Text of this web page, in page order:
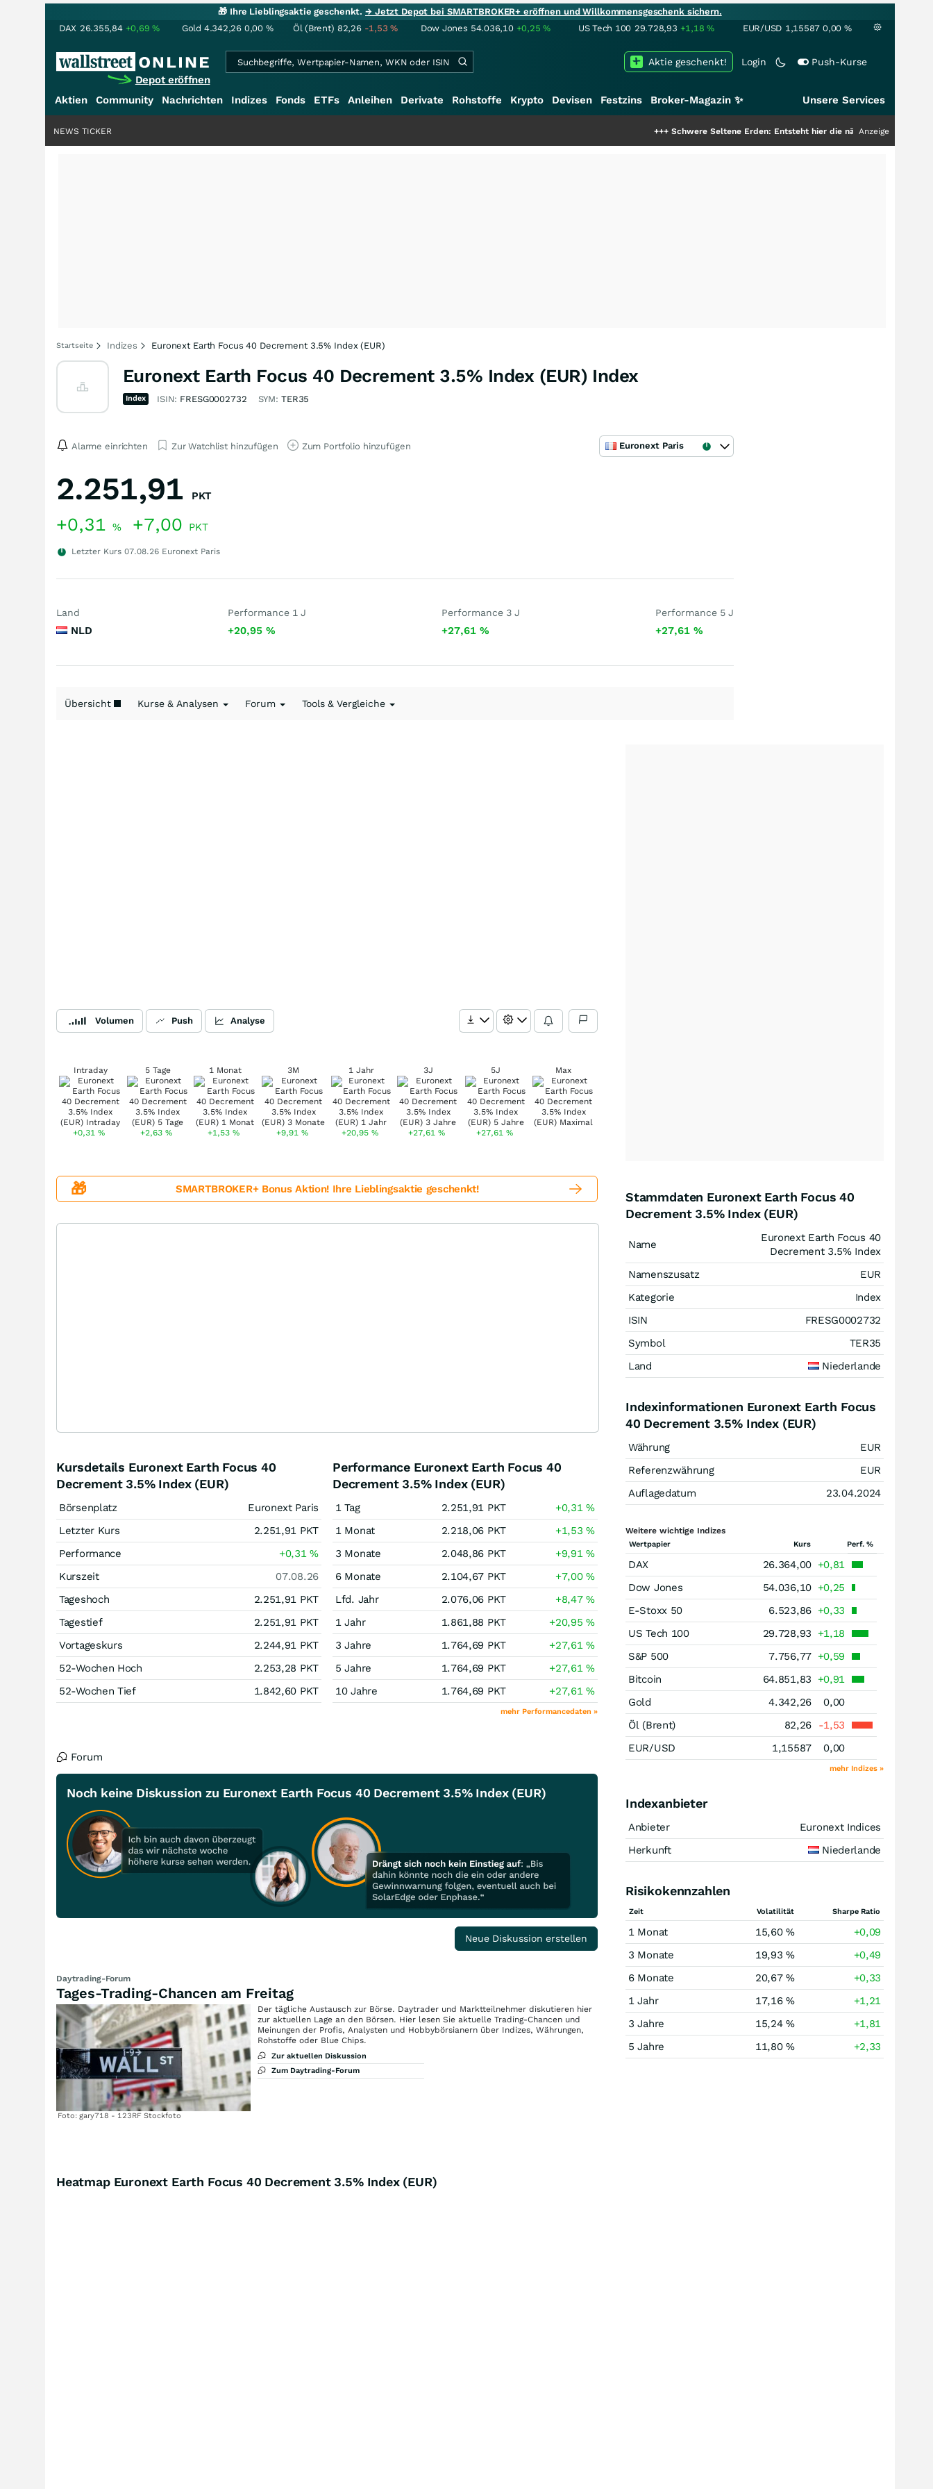
🎁 Ihre Lieblingsaktie geschenkt.→ Jetzt Depot bei SMARTBROKER+ eröffnen und Willkommensgeschenk sichern.
DAX 26.355,84 +0,69% Gold 4.342,26 0,00 % Öl (Brent) 82,26 -1,53% Dow Jones 54.036,10 +0,25% US Tech 100 29.728,93 +1,18% EUR/USD 1,15587 0,00 %
Depot eröffnen
Login Push-Kurse
Aktie geschenkt!
Aktien Community Nachrichten Indizes Fonds ETFs Anleihen Derivate Rohstoffe Krypto Devisen Festzins Broker-Magazin ✨ Unsere Services
Schwere Seltene Erden: Entsteht hier die nächste Milliardenstory?
Anzeige
NEWS TICKER
Startseite Indizes Euronext Earth Focus 40 Decrement 3.5% Index (EUR)
Euronext Earth Focus 40 Decrement 3.5% Index (EUR) Index
Index ISIN: FRESG0002732 SYM: TER35
Alarme einrichten Zur Watchlist hinzufügen Zum Portfolio hinzufügen Euronext Paris
2.251,91 PKT
+0,31 % +7,00 PKT
Letzter Kurs 07.08.26 Euronext Paris
Land
NLD
Performance 1 J
+20,95 %
Performance 3 J
+27,61 %
Performance 5 J
+27,61 %
Übersicht Kurse & Analysen Forum Tools & Vergleiche
Volumen Push Analyse
Intraday
+0,31%
5 Tage
+2,63%
1 Monat
+1,53%
3M
+9,91 %
1 Jahr
+20,95 %
3J
+27,61%
5J
+27,61 %
Max
🎁 SMARTBROKER+ Bonus Aktion! Ihre Lieblingsaktie geschenkt!
Kursdetails Euronext Earth Focus 40
Decrement 3.5% Index (EUR)
Börsenplatz
Euronext Paris
Letzter Kurs
2.251,91 PKT
Performance
+0,31%
Kurszeit
07.08.26
Tageshoch
2.251,91 PKT
Tagestief
2.251,91 PKT
Vortageskurs
2.244,91 PKT
52-Wochen Hoch
2.253,28 PKT
52-Wochen Tief
1.842,60 PKT
Performance Euronext Earth Focus 40
Decrement 3.5% Index (EUR)
1 Tag 2.251,91 PKT +0,31%
1 Monat
2.218,06 PKT +1,53%
3 Monate
2.048,86 PKT +9,91%
6 Monate
2.104,67 PKT +7,00%
Lfd. Jahr
2.076,06 PKT +8,47%
1 Jahr
1.861,88 PKT +20,95%
3 Jahre
1.764,69 PKT +27,61%
5 Jahre
1.764,69 PKT +27,61%
10 Jahre
1.764,69 PKT +27,61%
mehr Performancedaten »
Forum
Noch keine Diskussion zu Euronext Earth Focus 40 Decrement 3.5% Index (EUR)
Neue Diskussion erstellen
Daytrading-Forum
Tages-Trading-Chancen am Freitag
Foto: gary718 - 123RF Stockfoto
Der tägliche Austausch zur Börse. Daytrader und Marktteilnehmer diskutieren hier
zur aktuellen Lage an den Börsen. Hier lesen Sie aktuelle Trading-Chancen und
Meinungen der Profis, Analysten und Hobbybörsianern über Indizes, Währungen,
Rohstoffe oder Blue Chips.
Zur aktuellen Diskussion
Zum Daytrading-Forum
Stammdaten Euronext Earth Focus 40
Decrement 3.5% Index (EUR)
Name
Euronext Earth Focus 40
Decrement 3.5% Index
Namenszusatz
EUR
Kategorie
Index
ISIN
FRESG0002732
Symbol
TER35
Land
Niederlande
Indexinformationen Euronext Earth Focus
40 Decrement 3.5% Index (EUR)
Währung
EUR
Referenzwährung
EUR
Auflagedatum
23.04.2024
Weitere wichtige Indizes
Wertpapier Kurs Perf. %
DAX 26.364,00 +0,81
Dow Jones
54.036,10 +0,25
E-Stoxx 50
6.523,86 +0,33
US Tech 100
29.728,93
+1,18
S&P 500
7.756,77 +0,59
Bitcoin
64.851,83
+0,91
Gold
4.342,26
0,00
Öl (Brent)
82,26
-1,53
EUR/USD
1,15587 0,00
mehr Indizes »
Indexanbieter
Anbieter
Euronext Indices
Herkunft
Niederlande
Risikokennzahlen
Zeit Volatilität Sharpe Ratio
1 Monat 15,60 %
+0,09
3 Monate
19,93 %
+0,49
6 Monate
20,67 %
+0,33
1 Jahr
17,16 %
+1,21
3 Jahre
15,24 %
+1,81
5 Jahre
11,80 % +2,33
Heatmap Euronext Earth Focus 40 Decrement 3.5% Index (EUR)